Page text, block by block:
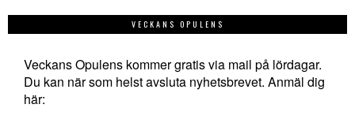
VECKANS OPULENS
Veckans Opulens kommer gratis via mail på lördagar.
Du kan när som helst avsluta nyhetsbrevet. Anmäl dig
här: